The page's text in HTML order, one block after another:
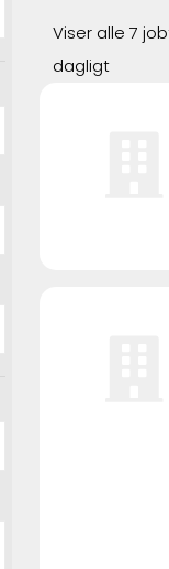
Viser alle 7
dagligt